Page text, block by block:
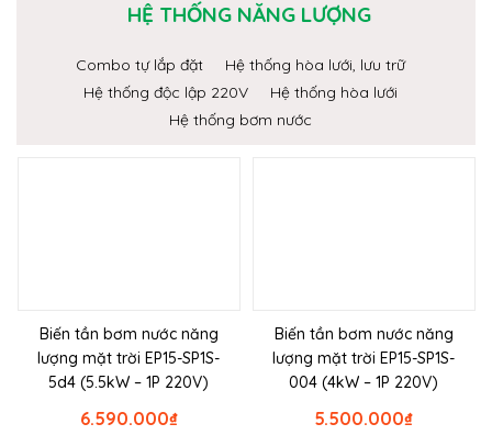
HỆ THỐNG NĂNG LƯỢNG
Combo tự lắp đặt
Hệ thống hòa lưới, lưu trữ
Hệ thống độc lập 220V
Hệ thống hòa lưới
Hệ thống bơm nước
Biến tần bơm nước năng
lượng mặt trời EP15-SP1S-
5d4 (5.5kW – 1P 220V)
₫
6.590.000
Biến tần bơm nước năng
lượng mặt trời EP15-SP1S-
004 (4kW – 1P 220V)
₫
5.500.000